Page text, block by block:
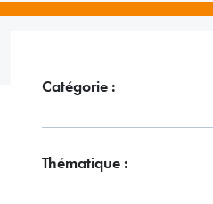
Catégorie :
Thématique :